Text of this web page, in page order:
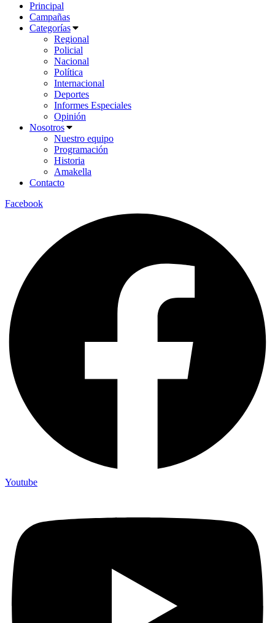
Principal
Campañas
Categorías
Regional
Policial
Nacional
Política
Internacional
Deportes
Informes Especiales
Opinión
Nosotros
Nuestro equipo
Programación
Historia
Amakella
Contacto
Facebook
Youtube